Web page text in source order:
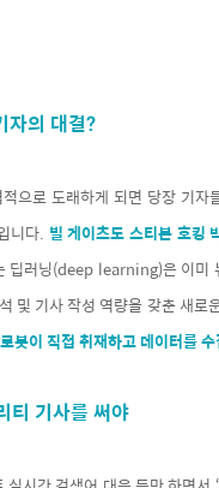
자의 대결?
으로 도래하게 되면 당장 기
니다. 빌 게이츠도 스티븐 호킹
딥러닝(deep learning)은 이미
및 기사 작성 역량을 갖춘 새
로봇이 직접 취재하고 데이터를
티 기사를 써야